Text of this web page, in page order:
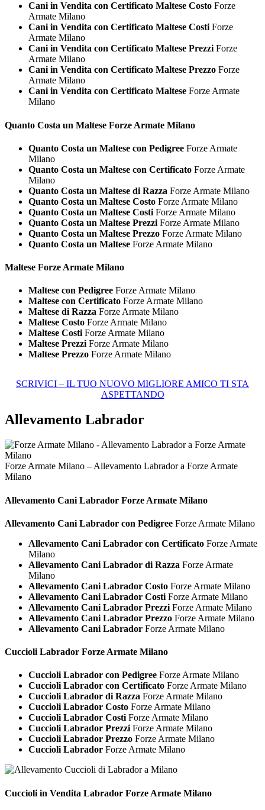
Cani in Vendita con Certificato Maltese Costo Forze
Armate Milano
Cani in Vendita con Certificato Maltese Costi Forze
Armate Milano
Cani in Vendita con Certificato Maltese Prezzi Forze
Armate Milano
Cani in Vendita con Certificato Maltese Prezzo Forze
Armate Milano
Cani in Vendita con Certificato Maltese Forze Armate
Milano
Quanto Costa un Maltese Forze Armate Milano
Quanto Costa un Maltese con Pedigree Forze Armate
Milano
Quanto Costa un Maltese con Certificato Forze Armate
Milano
Quanto Costa un Maltese di Razza Forze Armate Milano
Quanto Costa un Maltese Costo Forze Armate Milano
Quanto Costa un Maltese Costi Forze Armate Milano
Quanto Costa un Maltese Prezzi Forze Armate Milano
Quanto Costa un Maltese Prezzo Forze Armate Milano
Quanto Costa un Maltese Forze Armate Milano
Maltese Forze Armate Milano
Maltese con Pedigree Forze Armate Milano
Maltese con Certificato Forze Armate Milano
Maltese di Razza Forze Armate Milano
Maltese Costo Forze Armate Milano
Maltese CostiForze Armate Milano
Maltese PrezziForze Armate Milano
Maltese Prezzo Forze Armate Milano
SCRIVICI – IL TUO NUOVO MIGLIORE AMICO TI STA
ASPETTANDO
Allevamento Labrador
Forze Armate Milano – Allevamento Labrador a Forze Armate
Milano
Allevamento Cani Labrador Forze Armate Milano
Allevamento Cani Labrador con Pedigree Forze Armate Milano
Allevamento Cani Labrador con Certificato Forze Armate
Milano
Allevamento Cani Labrador di Razza Forze Armate
Milano
Allevamento Cani Labrador Costo Forze Armate Milano
Allevamento Cani Labrador Costi Forze Armate Milano
Allevamento Cani Labrador Prezzi Forze Armate Milano
Allevamento Cani Labrador Prezzo Forze Armate Milano
Allevamento Cani Labrador Forze Armate Milano
Cuccioli Labrador Forze Armate Milano
Cuccioli Labrador con Pedigree Forze Armate Milano
Cuccioli Labrador con Certificato Forze Armate Milano
Cuccioli Labrador di Razza Forze Armate Milano
Cuccioli Labrador Costo Forze Armate Milano
Cuccioli Labrador Costi Forze Armate Milano
Cuccioli Labrador Prezzi Forze Armate Milano
Cuccioli Labrador Prezzo Forze Armate Milano
Cuccioli Labrador Forze Armate Milano
Cuccioli in Vendita Labrador Forze Armate Milano